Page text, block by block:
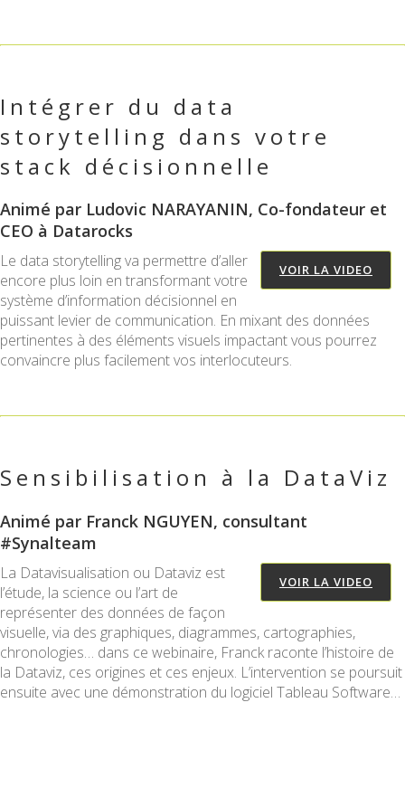
Intégrer du data
storytelling dans votre
stack décisionnelle
Animé par Ludovic NARAYANIN, Co-fondateur et
CEO à Datarocks
VOIR LA VIDEO
Le data storytelling va permettre d’aller
encore plus loin en transformant votre
système d’information décisionnel en
puissant levier de communication. En mixant des données
pertinentes à des éléments visuels impactant vous pourrez
convaincre plus facilement vos interlocuteurs.
Sensibilisation à la DataViz
Animé par Franck NGUYEN, consultant
#Synalteam
VOIR LA VIDEO
La Datavisualisation ou Dataviz est
l’étude, la science ou l’art de
représenter des données de façon
visuelle, via des graphiques, diagrammes, cartographies,
chronologies… dans ce webinaire, Franck raconte l’histoire de
la Dataviz, ces origines et ces enjeux. L’intervention se poursuit
ensuite avec une démonstration du logiciel Tableau Software…